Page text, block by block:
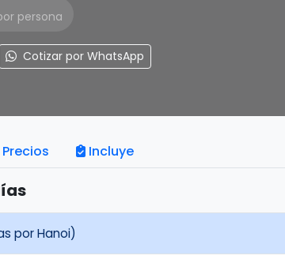
persona
Cotizar por WhatsApp
Precios Incluye
por Hanoi)